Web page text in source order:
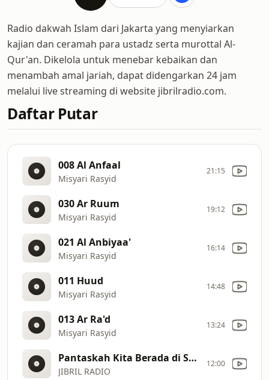
Radio dakwah Islam dari Jakarta yang menyiarkan
kajian dan ceramah para ustadz serta murottal Al-
Qur'an. Dikelola untuk menebar kebaikan dan
menambah amal jariah, dapat didengarkan 24 jam
melalui live streaming di website jibrilradio.com.
Daftar Putar
008 Al Anfaal
Misyari Rasyid
21:15
030 Ar Ruum
Misyari Rasyid
19:12
021 Al Anbiyaa'
Misyari Rasyid
16:14
011 Huud
Misyari Rasyid
14:48
013 Ar Ra'd
Misyari Rasyid
13:24
Pantaskah Kita Berada di Surga
JIBRIL RADIO
12:00